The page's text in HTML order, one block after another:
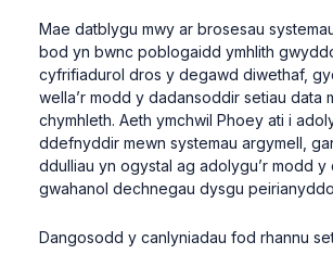
Mae datblygu mwy ar brosesau
bod yn bwnc poblogaidd ymhlith
cyfrifiadurol dros y degawd diwethaf,
wella’r modd y dadansoddir setiau data
chymhleth. Aeth ymchwil Phoey ati i
ddefnyddir mewn systemau argymell,
ddulliau yn ogystal ag adolygu’r modd
gwahanol dechnegau dysgu
Dangosodd y canlyniadau fod rhannu